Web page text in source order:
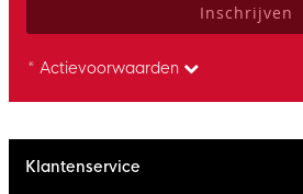
Inschrijven
* Actievoorwaarden
Klantenservice